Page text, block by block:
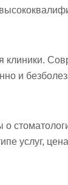
клиники.
и
услуг,